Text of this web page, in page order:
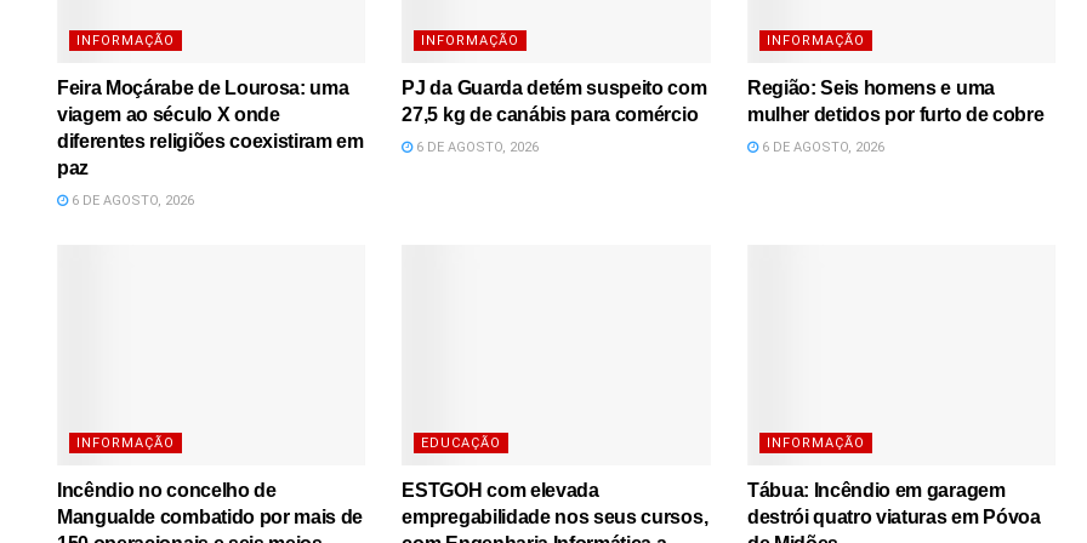
INFORMAÇÃO
Feira Moçárabe de Lourosa: uma
viagem ao século X onde
diferentes religiões coexistiram em
paz
6 DE AGOSTO, 2026
INFORMAÇÃO
PJ da Guarda detém suspeito com
27,5 kg de canábis para comércio
6 DE AGOSTO, 2026
INFORMAÇÃO
Região: Seis homens e uma
mulher detidos por furto de cobre
6 DE AGOSTO, 2026
INFORMAÇÃO
Incêndio no concelho de
Mangualde combatido por mais de
EDUCAÇÃO
ESTGOH com elevada
empregabilidade nos seus cursos,
INFORMAÇÃO
Tábua: Incêndio em garagem
destrói quatro viaturas em Póvoa